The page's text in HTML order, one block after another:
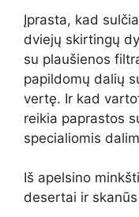
Įprasta, kad
dviejų skirtingų
su plaušienos
papildomų dalių
vertę. Ir kad
reikia paprastos
specialiomis
Iš apelsino
desertai ir